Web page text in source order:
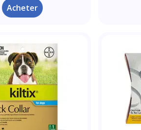
Acheter